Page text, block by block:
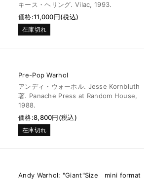
キース・ヘリング. Vilac, 1993.
価格:11,000円(税込)
在庫切れ
Pre-Pop Warhol
アンディ・ウォーホル. Jesse Kornbluth
著. Panache Press at Random House,
1988.
価格:8,800円(税込)
在庫切れ
Andy Warhol: "Giant"Size mini format